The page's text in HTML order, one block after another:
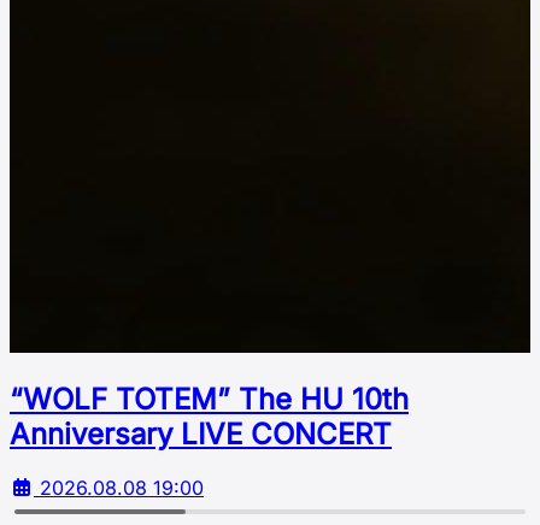
“WOLF TOTEM” The HU 10th
Аnniversary LIVE CONCERT
2026.08.08 19:00